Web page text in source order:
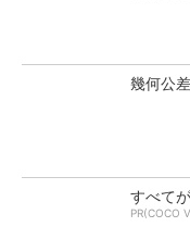
幾何公
すべて
PR(COCO